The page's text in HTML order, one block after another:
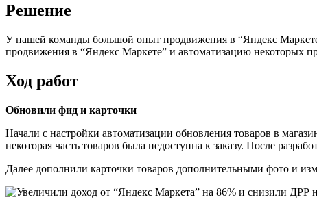
Решение
У нашей команды большой опыт продвижения в “Яндекс
продвижения в “Яндекс Маркете” и автоматизацию некоторых
Ход работ
Обновили фид и карточки
Начали с настройки автоматизации обновления товаров в
некоторая часть товаров была недоступна к заказу. После
Далее дополнили карточки товаров дополнительными фото и